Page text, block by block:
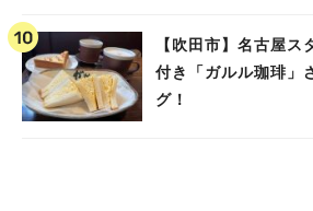
【吹田市】名古屋ス
付き「ガルル珈琲」
グ！